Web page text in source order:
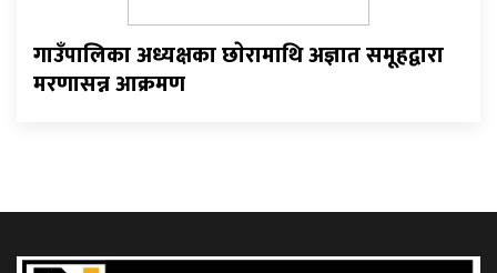
गाउँपालिका अध्यक्षका छाेरामाथि अज्ञात समूहद्वारा
मरणासन्न आक्रमण